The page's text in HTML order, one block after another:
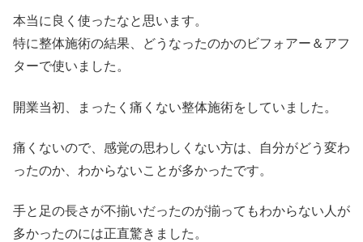
本当に良く使ったなと思います。
特に整体施術の結果、どうなったのかのビフォアー＆アフ
ターで使いました。
開業当初、まったく痛くない整体施術をしていました。
痛くないので、感覚の思わしくない方は、自分がどう変わ
ったのか、わからないことが多かったです。
手と足の長さが不揃いだったのが揃ってもわからない人が
多かったのには正直驚きました。